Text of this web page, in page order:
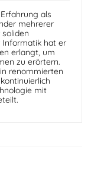
als
mehrerer
Informatik hat er
erlangt, um
zu erörtern.
renommierten
mit